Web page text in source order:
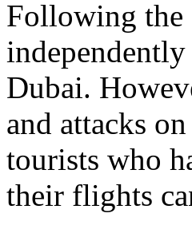
Following the
Dubai.
and attacks
tourists who
their flights